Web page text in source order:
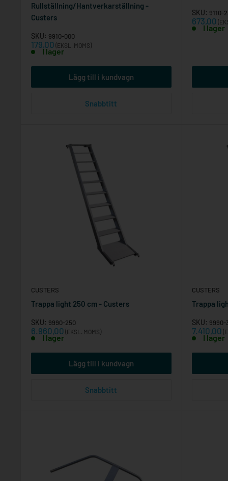
Rullställning/Hantverkarställning -
Custers
SKU: 9910-000
Reapris
179,00 (EKSL. MOMS)
I lager
Lägg till i kundvagn
Snabbtitt
SKU: 9110-
Reapris
673,00
I lager
CUSTERS
Trappa light 250 cm - Custers
SKU: 9990-250
Reapris
6.960,00 (EKSL. MOMS)
I lager
Lägg till i kundvagn
Snabbtitt
CUSTERS
Trappa
SKU: 9990-
Reapris
7.410,00
I lager